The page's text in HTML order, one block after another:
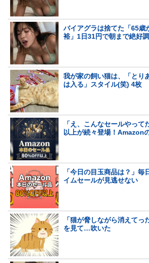
バイアグラは捨てた「65歳
裕」1日31円で朝まで絶好調
我が家の飼い猫は、「とり
は入る」スタイル(笑) 4枚
「え、こんなセールやって
以上が続々登場！Amazon
「今日の目玉商品は？」
イムセールが見逃せない
「猫が脅しながら消えてっ
を見て…吹いた